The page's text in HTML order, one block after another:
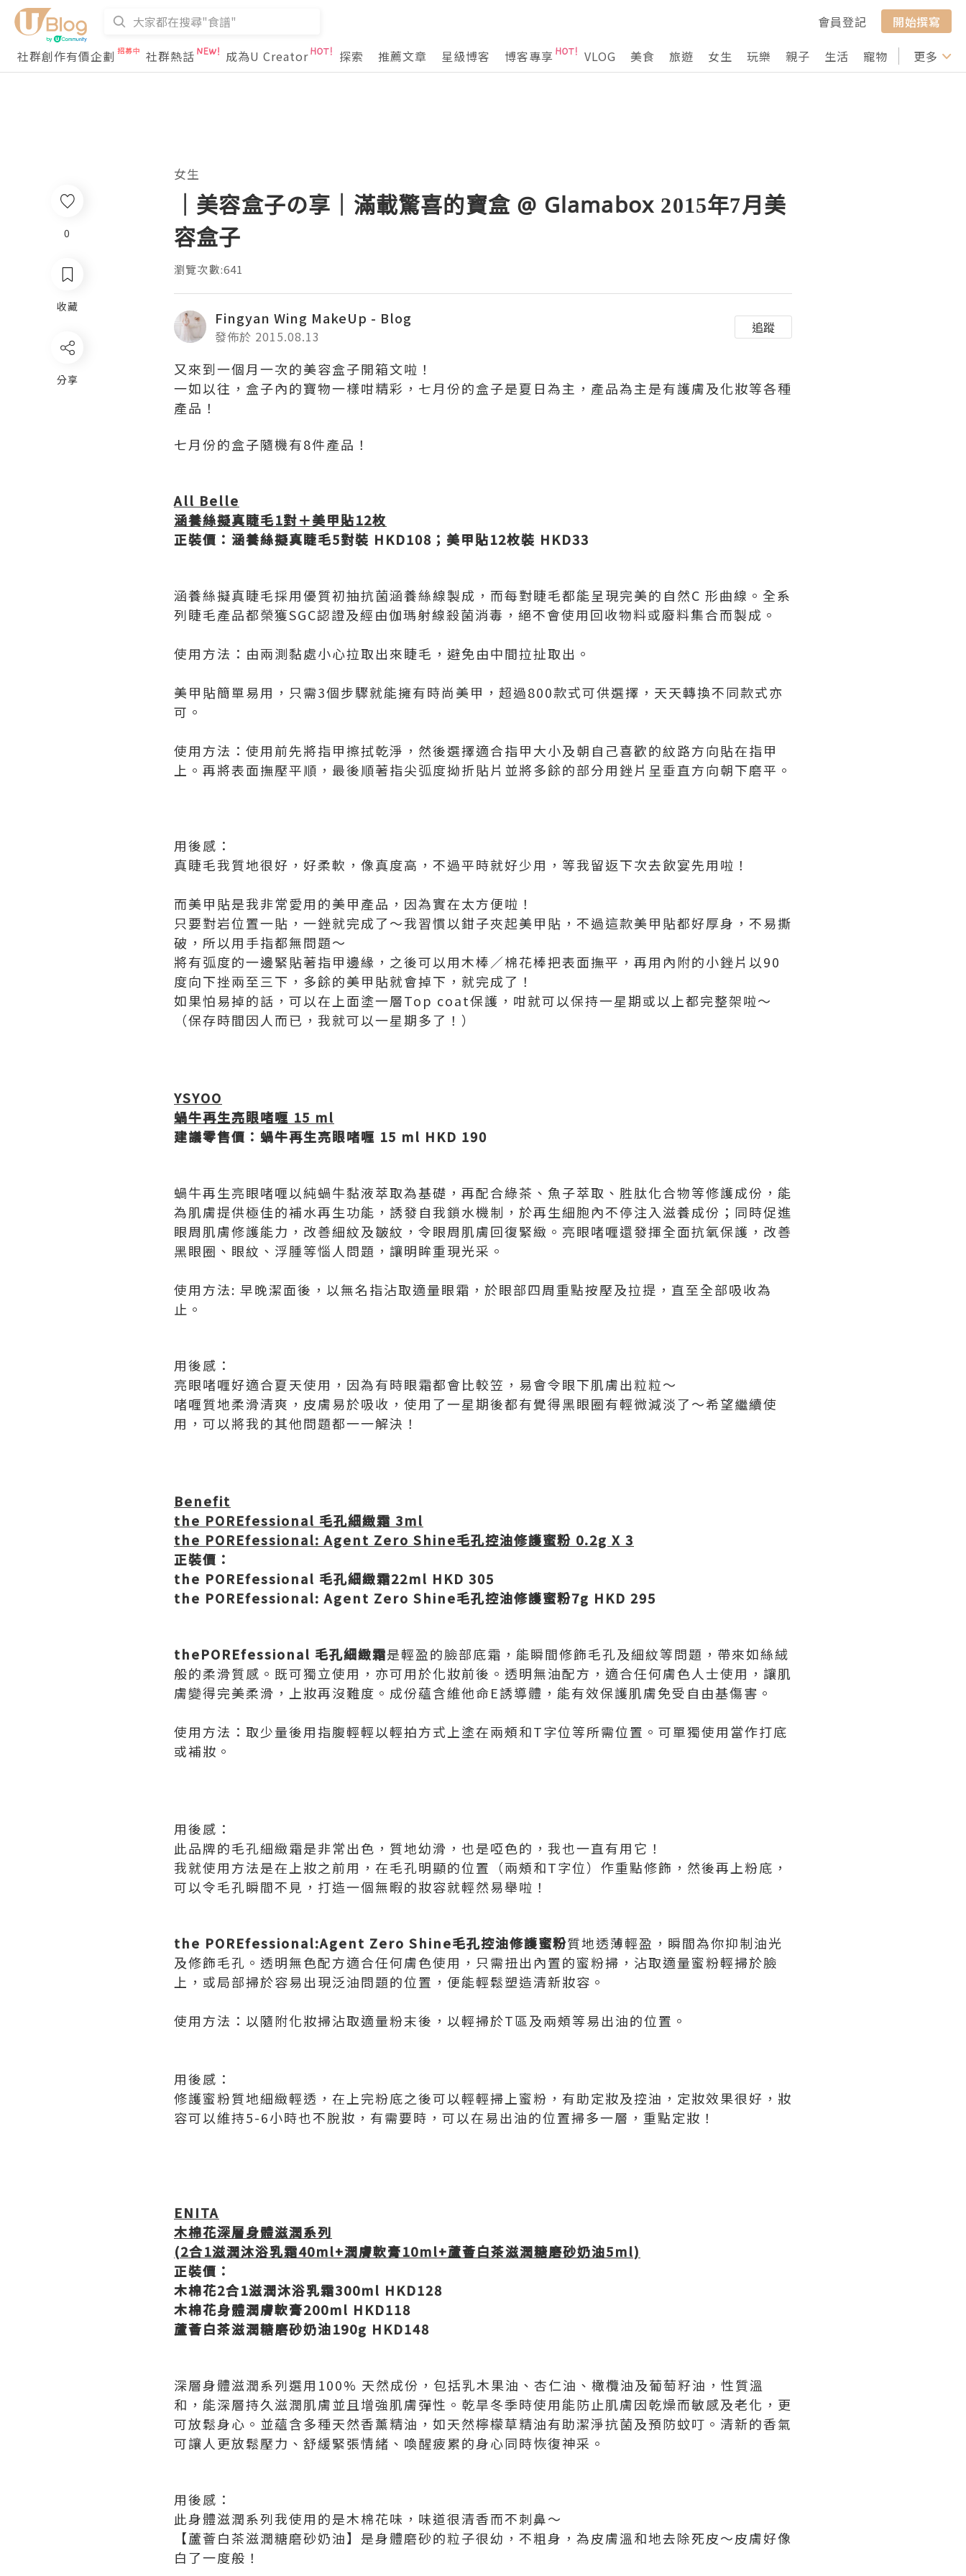
會員登記
開始撰寫
社群創作有價企劃
社群熱話 成為U Creator 探索 推薦文章 星級博客 博客專享 VLOG 美食 旅遊 女生 玩樂 親子 生活 寵物 行山 打卡
更多
0
收藏
分享
女生
｜美容盒子の享｜滿載驚喜的寶盒 @ Glamabox 2015年7月美
容盒子
瀏覽次數:641
Fingyan Wing MakeUp - Blog
發佈於 2015.08.13
追蹤
又來到一個月一次的美容盒子開箱文啦！
一如以往，盒子內的寶物一樣咁精彩，七月份的盒子是夏日為主，產品為主是有護膚及化妝等各種
產品！
七月份的盒子隨機有8件產品！
All Belle
涵養絲擬真睫毛1對＋美甲貼12枚
正裝價：涵養絲擬真睫毛5對裝 HKD108 ；美甲貼12枚裝 HKD33
涵養絲擬真睫毛採用優質初抽抗菌涵養絲線製成，而每對睫毛都能呈現完美的自然C 形曲線。全系
列睫毛產品都榮獲SGC認證及經由伽瑪射線殺菌消毒，絕不會使用回收物料或廢料集合而製成。
使用方法：由兩測黏處小心拉取出來睫毛，避免由中間拉扯取出。
美甲貼簡單易用，只需3個步驟就能擁有時尚美甲，超過800款式可供選擇，天天轉換不同款式亦
可。
使用方法：使用前先將指甲擦拭乾淨，然後選擇適合指甲大小及朝自己喜歡的紋路方向貼在指甲
上。再將表面撫壓平順，最後順著指尖弧度拗折貼片並將多餘的部分用銼片呈垂直方向朝下磨平。
用後感：
真睫毛我質地很好，好柔軟，像真度高，不過平時就好少用，等我留返下次去飲宴先用啦！
而美甲貼是我非常愛用的美甲產品，因為實在太方便啦！
只要對岩位置一貼，一銼就完成了～我習慣以鉗子夾起美甲貼，不過這款美甲貼都好厚身，不易撕
破，所以用手指都無問題～
將有弧度的一邊緊貼著指甲邊緣，之後可以用木棒／棉花棒把表面撫平，再用內附的小銼片以90
度向下挫兩至三下，多餘的美甲貼就會掉下，就完成了！
如果怕易掉的話，可以在上面塗一層Top coat保護，咁就可以保持一星期或以上都完整架啦～
（保存時間因人而已，我就可以一星期多了！）
YSYOO
蝸牛再生亮眼啫喱 15 ml
建議零售價：蝸牛再生亮眼啫喱 15 ml HKD 190
蝸牛再生亮眼啫喱以純蝸牛黏液萃取為基礎，再配合綠茶、魚子萃取、胜肽化合物等修護成份，能
為肌膚提供極佳的補水再生功能，誘發自我鎖水機制，於再生細胞內不停注入滋養成份；同時促進
眼周肌膚修護能力，改善細紋及皺紋，令眼周肌膚回復緊緻。亮眼啫喱還發揮全面抗氧保護，改善
黑眼圈、眼紋、浮腫等惱人問題，讓明眸重現光采。
使用方法: 早晚潔面後，以無名指沾取適量眼霜，於眼部四周重點按壓及拉提，直至全部吸收為
止。
用後感：
亮眼啫喱好適合夏天使用，因為有時眼霜都會比較笠，易會令眼下肌膚出粒粒～
啫喱質地柔滑清爽，皮膚易於吸收，使用了一星期後都有覺得黑眼圈有輕微減淡了～希望繼續使
用，可以將我的其他問題都一一解決！
Benefit
the POREfessional 毛孔細緻霜 3ml
the POREfessional: Agent Zero Shine毛孔控油修護蜜粉 0.2g X 3
正裝價：
the POREfessional 毛孔細緻霜22ml HKD 305
the POREfessional: Agent Zero Shine毛孔控油修護蜜粉7g HKD 295
thePOREfessional 毛孔細緻霜是輕盈的臉部底霜，能瞬間修飾毛孔及細紋等問題，帶來如絲絨
般的柔滑質感。既可獨立使用，亦可用於化妝前後。透明無油配方，適合任何膚色人士使用，讓肌
膚變得完美柔滑，上妝再沒難度。成份蘊含維他命E誘導體，能有效保護肌膚免受自由基傷害。
使用方法：取少量後用指腹輕輕以輕拍方式上塗在兩頰和T字位等所需位置。可單獨使用當作打底
或補妝。
用後感：
此品牌的毛孔細緻霜是非常出色，質地幼滑，也是啞色的，我也一直有用它！
我就使用方法是在上妝之前用，在毛孔明顯的位置（兩頰和T字位）作重點修飾，然後再上粉底，
可以令毛孔瞬間不見，打造一個無暇的妝容就輕然易舉啦！
the POREfessional:Agent Zero Shine毛孔控油修護蜜粉質地透薄輕盈，瞬間為你抑制油光
及修飾毛孔。透明無色配方適合任何膚色使用，只需扭出內置的蜜粉掃，沾取適量蜜粉輕掃於臉
上，或局部掃於容易出現泛油問題的位置，便能輕鬆塑造清新妝容。
使用方法：以隨附化妝掃沾取適量粉末後，以輕掃於T區及兩頰等易出油的位置。
用後感：
修護蜜粉質地細緻輕透，在上完粉底之後可以輕輕掃上蜜粉，有助定妝及控油，定妝效果很好，妝
容可以維持5-6小時也不脫妝，有需要時，可以在易出油的位置掃多一層，重點定妝！
ENITA
木棉花深層身體滋潤系列
(2合1滋潤沐浴乳霜40ml+潤膚軟膏10ml+蘆薈白茶滋潤糖磨砂奶油5ml)
正裝價：
木棉花2合1滋潤沐浴乳霜300ml HKD128
木棉花身體潤膚軟膏200ml HKD118
蘆薈白茶滋潤糖磨砂奶油190g HKD148
深層身體滋潤系列選用100% 天然成份，包括乳木果油、杏仁油、橄欖油及葡萄籽油，性質溫
和，能深層持久滋潤肌膚並且增強肌膚彈性。乾旱冬季時使用能防止肌膚因乾燥而敏感及老化，更
可放鬆身心。並蘊含多種天然香薰精油，如天然檸檬草精油有助潔淨抗菌及預防蚊叮。清新的香氣
可讓人更放鬆壓力、舒緩緊張情緒、喚醒疲累的身心同時恢復神采。
用後感：
此身體滋潤系列我使用的是木棉花味，味道很清香而不刺鼻～
【蘆薈白茶滋潤糖磨砂奶油】是身體磨砂的粒子很幼，不粗身，為皮膚溫和地去除死皮～皮膚好像
白了一度般！